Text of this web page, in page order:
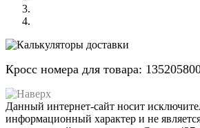
Кросс номера для товара:
Данный интернет-сайт носит
информационный характер и не